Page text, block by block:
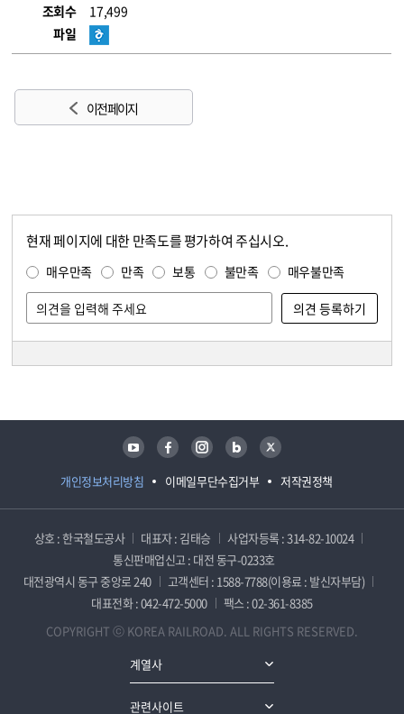
조회수
17,499
파일
이전 페이지
현재 페이지에 대한 만족도를 평가하여 주십시오.
매우만족 만족 보통 불만족 매우불만족
개인정보처리방침 이메일무단수집거부 저작권정책
유튜브 페이스북 인스타그램 블로그 트위터
상호 : 한국철도공사 대표자 : 김태승
사업자등록 : 314-82-10024
통신판매업신고 : 대전 동구-0233호
대전광역시 동구 중앙로 240
고객센터 : 1588-7788(이용료 : 발신자부담)
대표전화 : 042-472-5000
팩스 : 02-361-8385
COPYRIGHT ⓒ KOREA RAILROAD. ALL RIGHTS RESERVED.
계열사
관련사이트